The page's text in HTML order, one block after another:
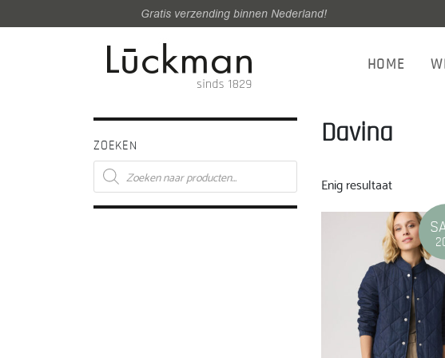
Gratis verzending binnen Nederland!
HOME
ZOEKEN
Producten
zoeken
Davina
Enig resultaat